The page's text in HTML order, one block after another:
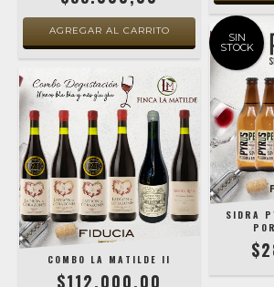
COMBO LA MATILDE II
$112.000,00
SIN
STOCK
SIDRA